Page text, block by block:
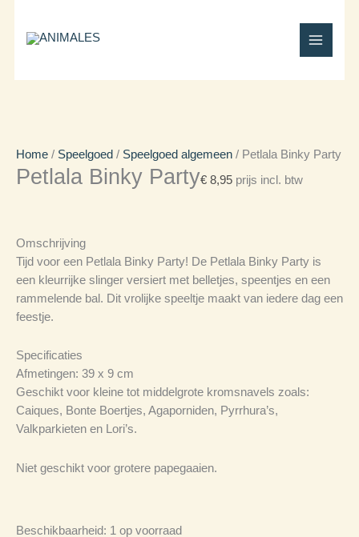
Home / Speelgoed / Speelgoed algemeen / Petlala Binky Party
Petlala Binky Party€ 8,95 prijs incl. btw
Omschrijving
Tijd voor een Petlala Binky Party! De Petlala Binky Party is
een kleurrijke slinger versiert met belletjes, speentjes en een
rammelende bal. Dit vrolijke speeltje maakt van iedere dag een
feestje.
Specificaties
Afmetingen: 39 x 9 cm
Geschikt voor kleine tot middelgrote kromsnavels zoals:
Caiques, Bonte Boertjes, Agaporniden, Pyrrhura’s,
Valkparkieten en Lori’s.
Niet geschikt voor grotere papegaaien.
Beschikbaarheid: 1 op voorraad
Party